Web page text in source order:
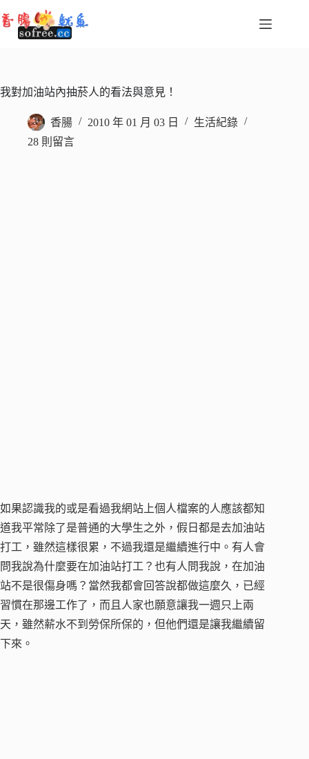
至
容
我對加油站內抽菸人的看法與意見！
香腸 2010 年 01 月 03 日
生活紀錄
28 則留言
如果認識我的或是看過我網站上個人檔案的人應該都知
道我平常除了是普通的大學生之外，假日都是去加油站
打工，雖然這樣很累，不過我還是繼續進行中。有人會
問我說為什麼要在加油站打工？也有人問我說，在加油
站不是很傷身嗎？當然我都會回答說都做這麼久，已經
習慣在那邊工作了，而且人家也願意讓我一週只上兩
天，雖然薪水不到勞保所保的，但他們還是讓我繼續留
下來。